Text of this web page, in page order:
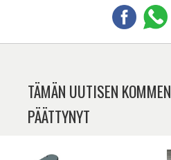
TÄMÄN UUTISEN
PÄÄTTYNYT